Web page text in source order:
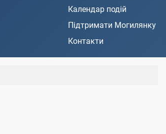
Календар подій
Підтримати Могилянку
Контакти